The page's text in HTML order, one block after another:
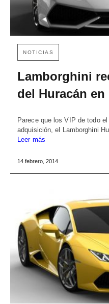
NOTICIAS
Lamborghini
del Huracán en
Parece que los VIP de todo
adquisición, el Lamborghini
Leer más
14 febrero, 2014